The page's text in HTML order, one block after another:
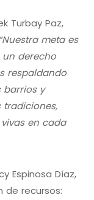
Turbay Paz,
“Nuestra meta es
derecho
respaldando
barrios y
en cada
Espinosa Díaz,
de recursos: